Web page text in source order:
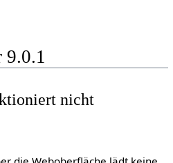
9.0.1
nicht